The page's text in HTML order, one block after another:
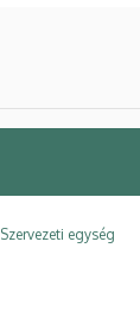
Szervezeti egység